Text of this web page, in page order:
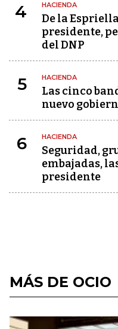
4 HACIENDA
De la
presidente,
del DNP
5 HACIENDA
Las cinco
nuevo
6 HACIENDA
Seguridad,
embajadas,
presidente
MÁS DE OCIO